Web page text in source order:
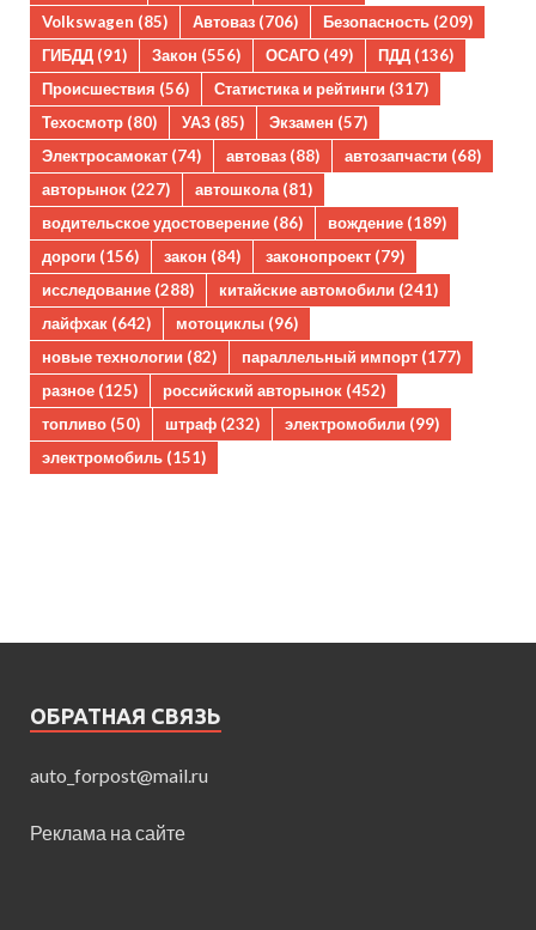
Volkswagen (85) Автоваз (706) Безопасность (209)
ГИБДД (91) Закон (556) ОСАГО (49) ПДД (136)
Происшествия (56) Статистика и рейтинги (317)
Техосмотр (80) УАЗ (85) Экзамен (57)
Электросамокат (74) автоваз (88) автозапчасти (68)
авторынок (227) автошкола(81)
водительское удостоверение (86) вождение (189)
дороги (156) закон (84) законопроект (79)
исследование (288) китайские автомобили (241)
лайфхак (642) мотоциклы (96)
новые технологии (82) параллельный импорт (177)
разное (125) российский авторынок (452)
топливо (50) штраф (232) электромобили (99)
электромобиль (151)
ОБРАТНАЯ СВЯЗЬ
auto_forpost@mail.ru
Реклама на сайте